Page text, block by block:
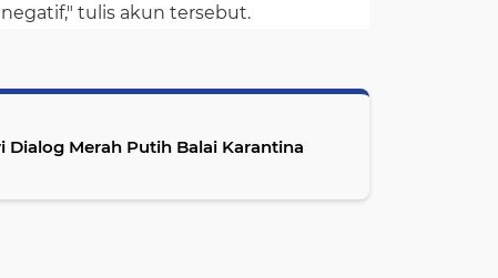
tulis akun tersebut.
Dialog Merah Putih Balai Karantina